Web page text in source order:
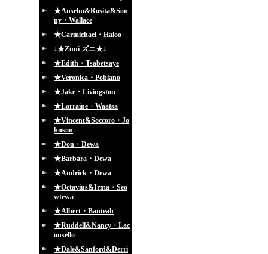
★Anselm&Rosita&Son
ny・Wallace
★Carmichael・Haloo
↓★Zuni ズニ★↓
★Edith・Tsabetsaye
★Veronica・Poblano
★Jake・Livingston
★Lorraine・Waatsa
★Vincent&Soccoro・Jo
hnson
★Don・Dewa
★Barbara・Dewa
★Andrick・Dewa
★Octavius&Irma・Seo
wtewa
★Albert・Banteah
★Ruddell&Nancy・Lac
onsello
★Dale&Sanford&Derri